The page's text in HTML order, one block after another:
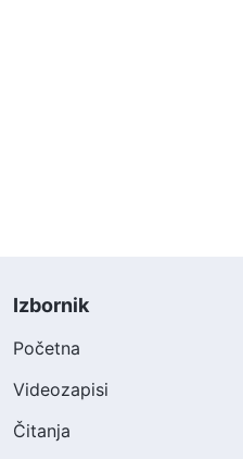
Izbornik
Početna
Videozapisi
Čitanja